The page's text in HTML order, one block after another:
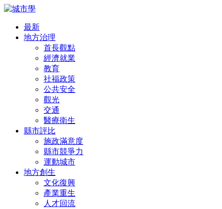
最新
地方治理
首長觀點
經濟就業
教育
社福政策
公共安全
觀光
交通
醫療衛生
縣市評比
施政滿意度
縣市競爭力
運動城市
地方創生
文化復興
產業重生
人才回流